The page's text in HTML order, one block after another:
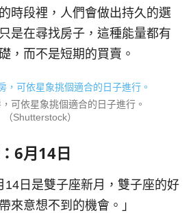
時段裡，人們會做出持久的選
是在尋找房子，這種能量都有
，而不是短期的買賣。
可依星象挑個適合的日子進行。
（Shutterstock）
6月14日
14日是雙子座新月，雙子座的好
來意想不到的機會。」